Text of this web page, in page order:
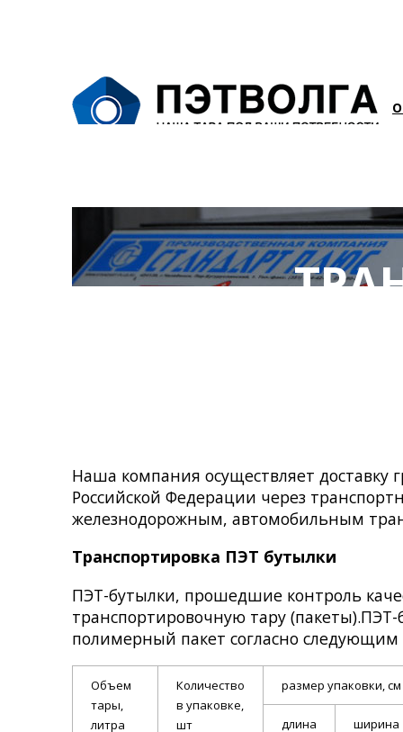
Наша компания осуществляет доставку
Российской Федерации через
железнодорожным, автомобильным
Транспортировка ПЭТ бутылки
ПЭТ-бутылки, прошедшие контроль
транспортировочную тару
полимерный пакет согласно следующим
Объем
тары,
литра
Количество
в упаковке,
шт
размер упаковки, см
длина ширина